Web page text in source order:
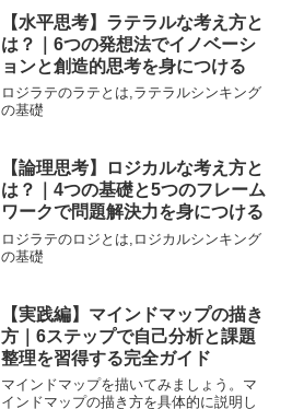
【水平思考】ラテラルな考え方と
は？｜6つの発想法でイノベーシ
ョンと創造的思考を身につける
ロジラテのラテとは,ラテラルシンキング
の基礎
【論理思考】ロジカルな考え方と
は？｜4つの基礎と5つのフレーム
ワークで問題解決力を身につける
ロジラテのロジとは,ロジカルシンキング
の基礎
【実践編】マインドマップの描き
方｜6ステップで自己分析と課題
整理を習得する完全ガイド
マインドマップを描いてみましょう。マ
インドマップの描き方を具体的に説明し